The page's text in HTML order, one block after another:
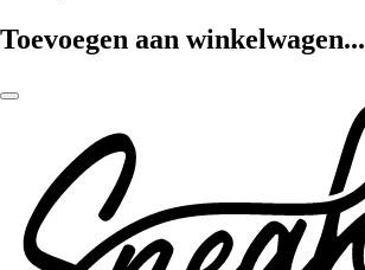
Toevoegen aan winkelwagen...